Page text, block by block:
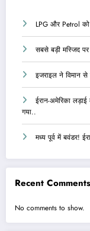
LPG और Petrol को
सबसे बड़ी मस्जिद
इजराइल ने विमान से
ईरान-अमेरिका
गया..
मध्य पूर्व में बवंडर!
Recent Comments
No comments to show.